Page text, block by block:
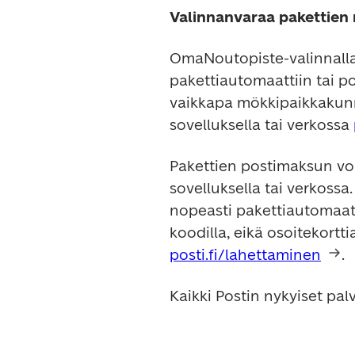
Valinnanvaraa
OmaNoutopiste-
pakettiautomaattiin tai
vaikkapa
sovelluksella tai verkossa
Pakettien postimaksun
sovelluksella tai
nopeasti
posti.fi/lahettaminen .
Kaikki Postin nykyiset